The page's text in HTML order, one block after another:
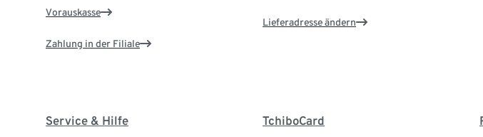
Vorauskasse
Zahlung in der Filiale
Lieferadresse ändern
Service & Hilfe TchiboCard